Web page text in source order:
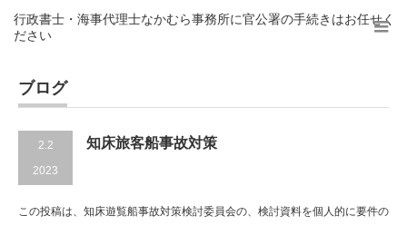
行政書士・海事代理士なかむら事務所に官公署の手続きはお任せく
ださい
ブログ
2.2
2023
知床旅客船事故対策
この投稿は、知床遊覧船事故対策検討委員会の、検討資料を個人的に要件の